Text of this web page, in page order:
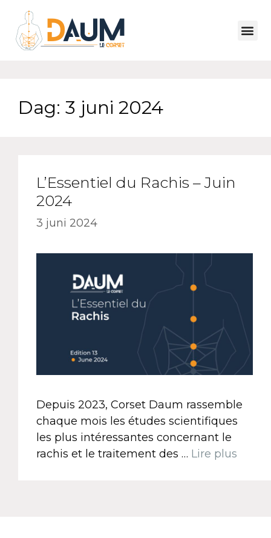
Dag: 3 juni 2024
L’Essentiel du Rachis – Juin
2024
3 juni 2024
Depuis 2023, Corset Daum rassemble
chaque mois les études scientifiques
les plus intéressantes concernant le
rachis et le traitement des … Lire plus